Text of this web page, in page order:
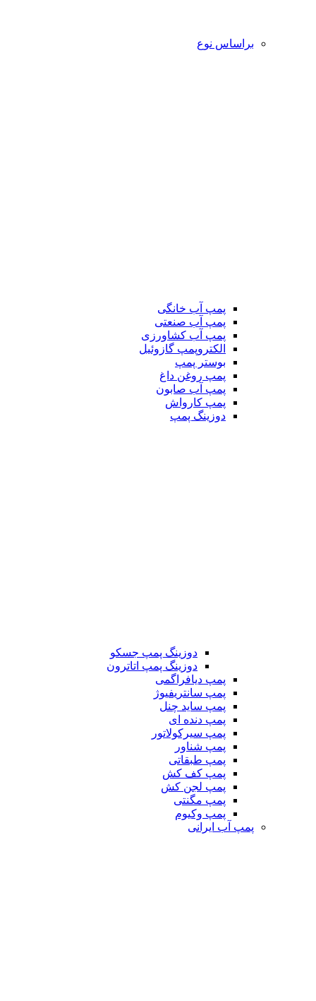
براساس نوع
پمپ آب خانگی
پمپ آب صنعتی
پمپ آب کشاورزی
الکتروپمپ گازوئیل
بوستر پمپ
پمپ روغن داغ
پمپ آب صابون
پمپ کارواش
دوزینگ پمپ
دوزینگ پمپ جسکو
دوزینگ پمپ اتاترون
پمپ دیافراگمی
پمپ سانتریفیوژ
پمپ ساید چنل
پمپ دنده ای
پمپ سیرکولاتور
پمپ شناور
پمپ طبقاتی
پمپ کف کش
پمپ لجن کش
پمپ مگنتی
پمپ وکیوم
پمپ آب ایرانی